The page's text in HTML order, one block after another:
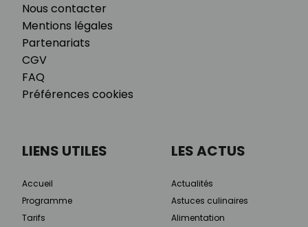
Nous contacter
Mentions légales
Partenariats
CGV
FAQ
Préférences cookies
LIENS UTILES
Accueil
Programme
Tarifs
LES ACTUS
Actualités
Astuces culinaires
Alimentation